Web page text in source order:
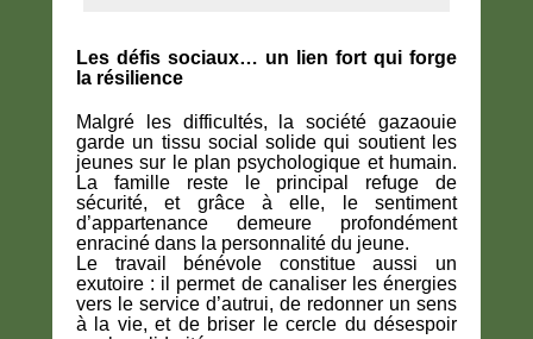
Les défis sociaux… un lien fort qui forge
la résilience
Malgré les difficultés, la société gazaouie
garde un tissu social solide qui soutient les
jeunes sur le plan psychologique et humain.
La famille reste le principal refuge de
sécurité, et grâce à elle, le sentiment
d’appartenance demeure profondément
enraciné dans la personnalité du jeune.
Le travail bénévole constitue aussi un
exutoire : il permet de canaliser les énergies
vers le service d’autrui, de redonner un sens
à la vie, et de briser le cercle du désespoir